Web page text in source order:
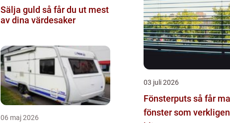
Sälja guld så får du ut mest
av dina värdesaker
06 maj 2026
03 juli 2026
Fönsterputs så får man
fönster som verkligen